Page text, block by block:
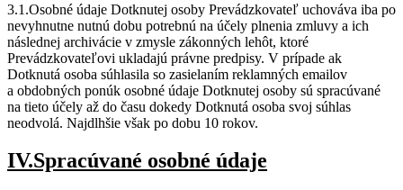
3.1.Osobné údaje Dotknutej osoby Prevádzkovateľ uchováva iba po
nevyhnutne nutnú dobu potrebnú na účely plnenia zmluvy a ich
následnej archivácie v zmysle zákonných lehôt, ktoré
Prevádzkovateľovi ukladajú právne predpisy. V prípade ak
Dotknutá osoba súhlasila so zasielaním reklamných emailov
a obdobných ponúk osobné údaje Dotknutej osoby sú spracúvané
na tieto účely až do času dokedy Dotknutá osoba svoj súhlas
neodvolá. Najdlhšie však po dobu 10 rokov.
IV.Spracúvané osobné údaje